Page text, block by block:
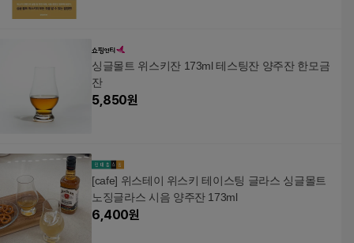
싱글몰트 위스키잔 173ml 테스팅잔 양주잔 한모금
잔
5,850원
[cafe] 위스테이 위스키 테이스팅 글라스 싱글몰트
노징글라스 시음 양주잔 173ml
6,400원